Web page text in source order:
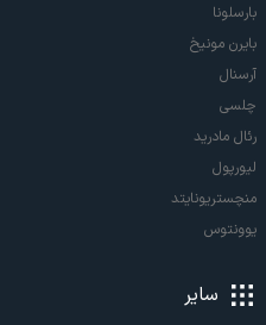
بارسلونا
بایرن مونیخ
آرسنال
چلسی
رئال مادرید
لیورپول
منچستریونایتد
یوونتوس
سایر